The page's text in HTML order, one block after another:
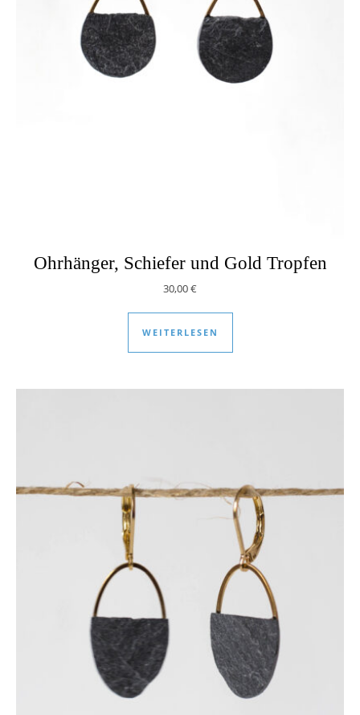
Ohrhänger, Schiefer und Gold Tropfen
30,00€
WEITERLESEN